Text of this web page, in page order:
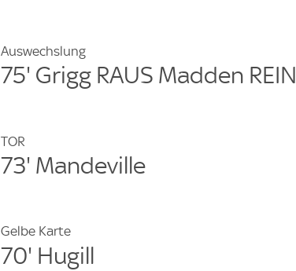
Auswechslung
75' Grigg RAUS Madden REIN
TOR
73' Mandeville
Gelbe Karte
70' Hugill